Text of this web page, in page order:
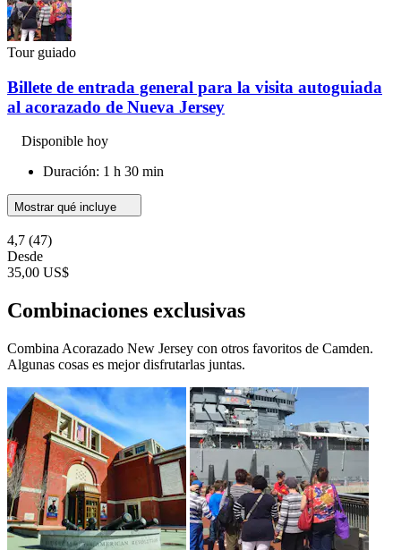
Tour guiado
Billete de entrada general para la visita autoguiada
al acorazado de Nueva Jersey
Disponible hoy
Duración: 1 h 30 min
Mostrar qué incluye
4,7 (47)
Desde
35,00 US$
Combinaciones exclusivas
Combina Acorazado New Jersey con otros favoritos de Camden.
Algunas cosas es mejor disfrutarlas juntas.